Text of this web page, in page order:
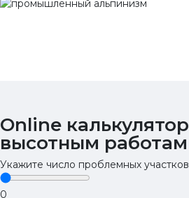
Online калькулятор
высотным работам
Укажите число проблемных участков
0